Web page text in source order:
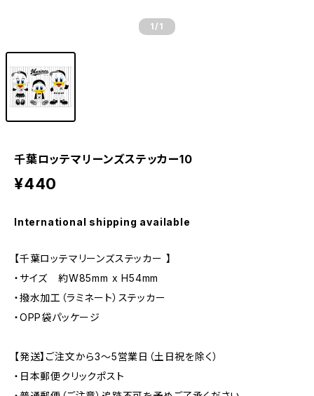
1 /1
千葉ロッテマリーンズステッカー10
¥440
International shipping available
【千葉ロッテマリーンズステッカー 】
・サイズ 約W85mm x H54mm
・撥水加工（ラミネート）ステッカー
・OPP袋パッケージ
【発送】ご注文から3〜5営業日（土日祝を除く）
・日本郵便クリックポスト